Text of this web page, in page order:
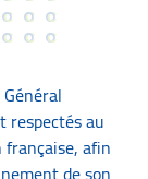
respectés au
afin